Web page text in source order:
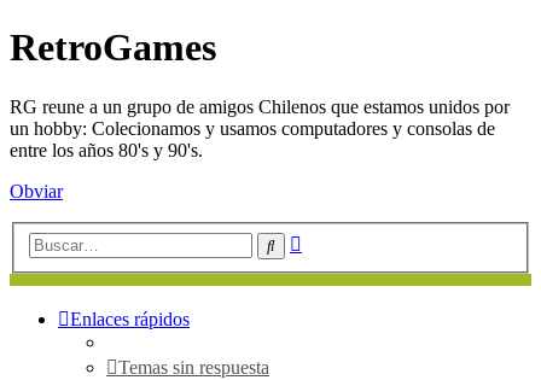
RetroGames
RG reune a un grupo de amigos Chilenos que estamos unidos por
un hobby: Colecionamos y usamos computadores y consolas de
entre los años 80's y 90's.
Obviar
Buscar
Enlaces rápidos
Temas sin respuesta